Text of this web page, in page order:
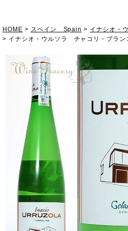
HOME スペイン Spain
イナシオ・
イナシオ・ウルソラ チャコリ・ブラ